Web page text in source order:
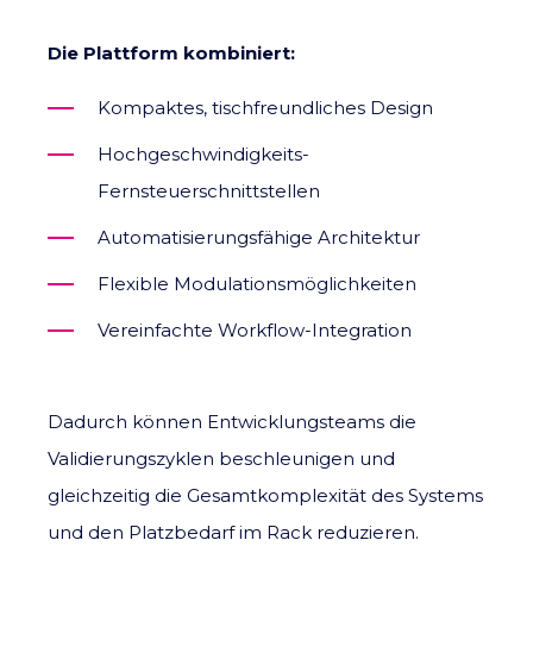
Die Plattform kombiniert:
Kompaktes, tischfreundliches Design
Hochgeschwindigkeits-
Fernsteuerschnittstellen
Automatisierungsfähige Architektur
Flexible Modulationsmöglichkeiten
Vereinfachte Workflow-Integration
Dadurch können Entwicklungsteams die
Validierungszyklen beschleunigen und
gleichzeitig die Gesamtkomplexität des Systems
und den Platzbedarf im Rack reduzieren.